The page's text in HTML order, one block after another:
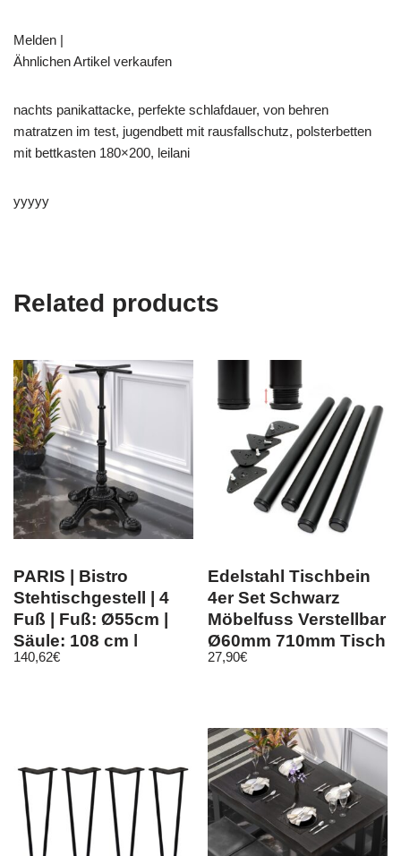
Melden |
Ähnlichen Artikel verkaufen
nachts panikattacke, perfekte schlafdauer, von behren
matratzen im test, jugendbett mit rausfallschutz, polsterbetten
mit bettkasten 180×200, leilani
yyyyy
Related products
PARIS | Bistro
Stehtischgestell | 4
Fuß | Fuß: Ø55cm |
Säule: 108 cm |
Schwarz | Ste
140,62€
Edelstahl Tischbein
4er Set Schwarz
Möbelfuss Verstellbar
Ø60mm 710mm Tisch
27,90€